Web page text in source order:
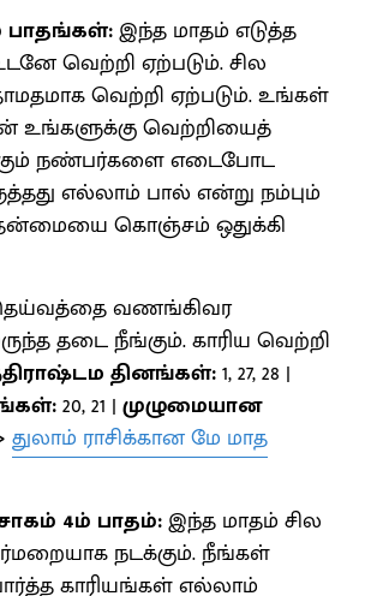
பாதங்கள்:இந்த மாதம் எடுத்த
வெற்றி ஏற்படும். சில
வெற்றி ஏற்படும். உங்கள்
உங்களுக்கு வெற்றியைத்
நண்பர்களை எடைபோட
எல்லாம் பால் என்று நம்பும்
கொஞ்சம் ஒதுக்கி
வணங்கிவர
தடை நீங்கும். காரிய வெற்றி
தினங்கள்:1, 27, 28 |
20, 21 | முழுமையான
துலாம் ராசிக்கான மே மாத
4ம் பாதம்:இந்த மாதம் சில
நடக்கும். நீங்கள்
காரியங்கள் எல்லாம்